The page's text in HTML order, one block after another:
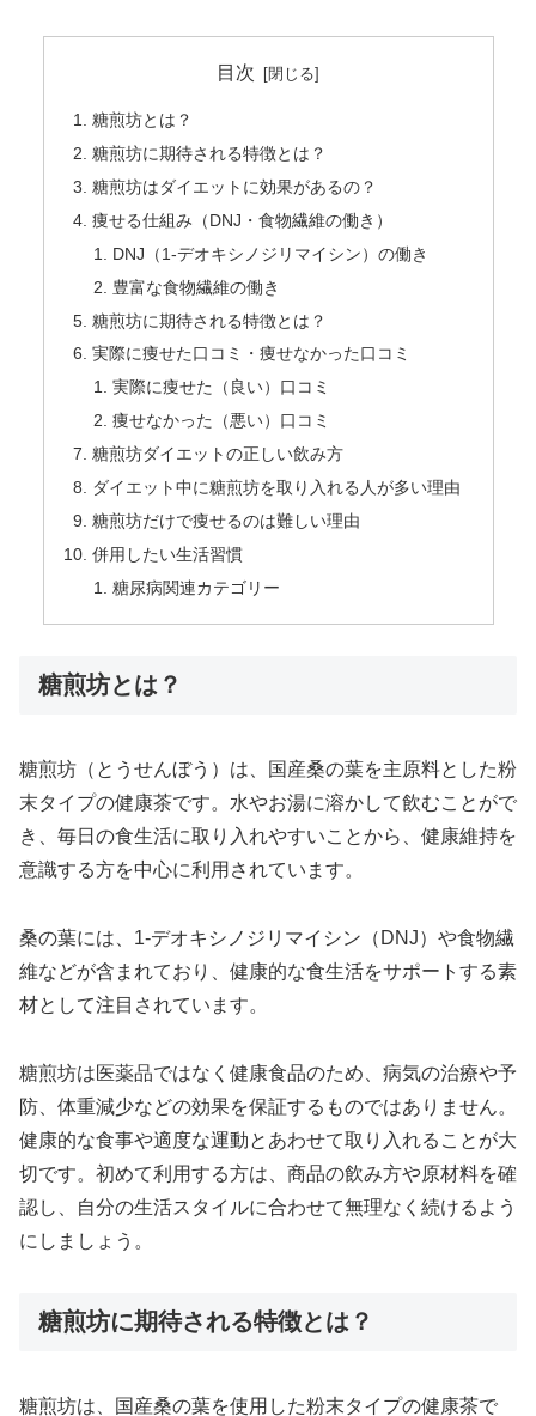
目次
糖煎坊とは？
糖煎坊に期待される特徴とは？
糖煎坊はダイエットに効果があるの？
痩せる仕組み（DNJ・食物繊維の働き）
DNJ（1-デオキシノジリマイシン）の働き
豊富な食物繊維の働き
糖煎坊に期待される特徴とは？
実際に痩せた口コミ・痩せなかった口コミ
実際に痩せた（良い）口コミ
痩せなかった（悪い）口コミ
糖煎坊ダイエットの正しい飲み方
ダイエット中に糖煎坊を取り入れる人が多い理由
糖煎坊だけで痩せるのは難しい理由
併用したい生活習慣
糖尿病関連カテゴリー
糖煎坊とは？
糖煎坊（とうせんぼう）は、国産桑の葉を主原料とした粉
末タイプの健康茶です。水やお湯に溶かして飲むことがで
き、毎日の食生活に取り入れやすいことから、健康維持を
意識する方を中心に利用されています。
桑の葉には、1-デオキシノジリマイシン（DNJ）や食物繊
維などが含まれており、健康的な食生活をサポートする素
材として注目されています。
糖煎坊は医薬品ではなく健康食品のため、病気の治療や予
防、体重減少などの効果を保証するものではありません。
健康的な食事や適度な運動とあわせて取り入れることが大
切です。初めて利用する方は、商品の飲み方や原材料を確
認し、自分の生活スタイルに合わせて無理なく続けるよう
にしましょう。
糖煎坊に期待される特徴とは？
糖煎坊は、国産桑の葉を使用した粉末タイプの健康茶で